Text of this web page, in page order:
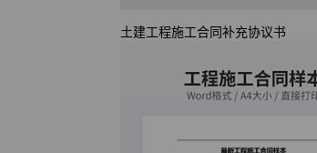
土建工程施工合同补充协议书